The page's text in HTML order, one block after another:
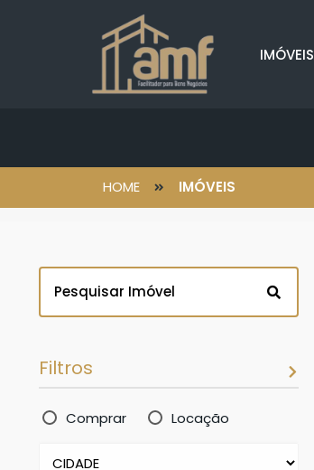
IMÓVEIS
HOME IMÓVEIS
Filtros
Comprar Locação